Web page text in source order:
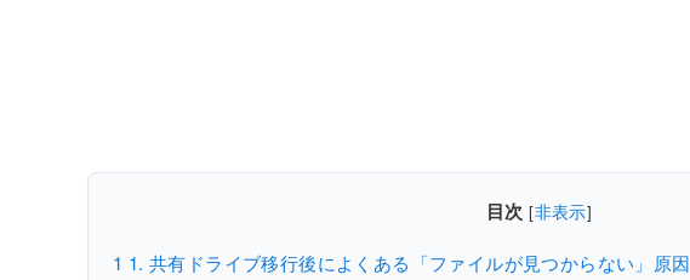
目次 [非表示]
1 1. 共有ドライブ移行後によくある「ファイルが見つからない」原因